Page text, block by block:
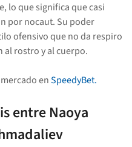
lo que significa que casi
por nocaut. Su poder
ofensivo que no da respiro
al rostro y al cuerpo.
enSpeedyBet.
entre Naoya